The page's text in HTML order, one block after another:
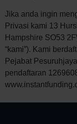
Jika anda ingin
Privasi kami 13
Hampshire SO53
“kami”). Kami
Pejabat
pendaftaran